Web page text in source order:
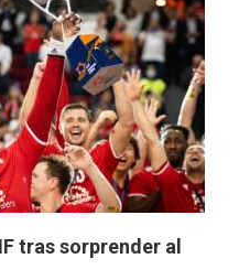
tras sorprender al